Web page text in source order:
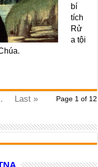
bí
tích
Rử
a tội
Page 1 of 12
Last »